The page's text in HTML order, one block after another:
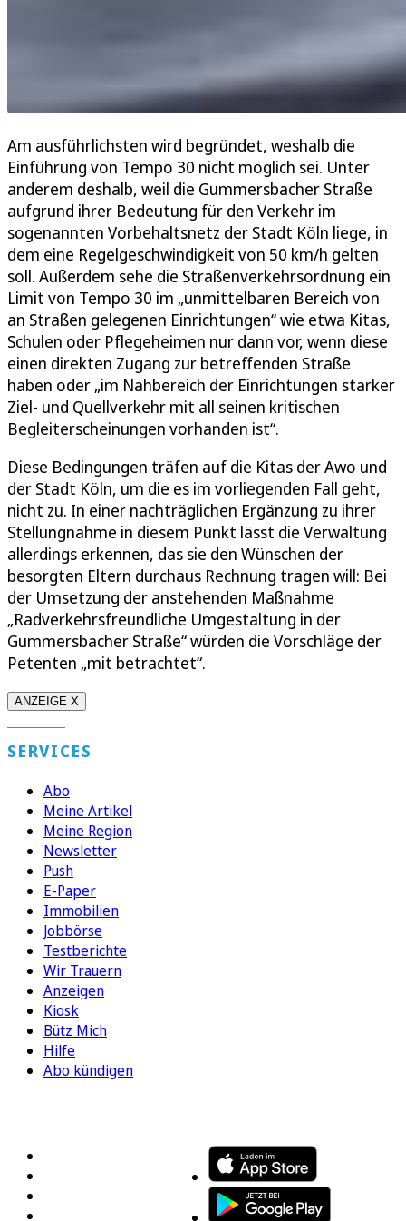
Am ausführlichsten wird begründet, weshalb die
Einführung von Tempo 30 nicht möglich sei. Unter
anderem deshalb, weil die Gummersbacher Straße
aufgrund ihrer Bedeutung für den Verkehr im
sogenannten Vorbehaltsnetz der Stadt Köln liege, in
dem eine Regelgeschwindigkeit von 50 km/h gelten
soll. Außerdem sehe die Straßenverkehrsordnung ein
Limit von Tempo 30 im „unmittelbaren Bereich von
an Straßen gelegenen Einrichtungen“ wie etwa Kitas,
Schulen oder Pflegeheimen nur dann vor, wenn diese
einen direkten Zugang zur betreffenden Straße
haben oder „im Nahbereich der Einrichtungen starker
Ziel- und Quellverkehr mit all seinen kritischen
Begleiterscheinungen vorhanden ist“.
Diese Bedingungen träfen auf die Kitas der Awo und
der Stadt Köln, um die es im vorliegenden Fall geht,
nicht zu. In einer nachträglichen Ergänzung zu ihrer
Stellungnahme in diesem Punkt lässt die Verwaltung
allerdings erkennen, das sie den Wünschen der
besorgten Eltern durchaus Rechnung tragen will: Bei
der Umsetzung der anstehenden Maßnahme
„Radverkehrsfreundliche Umgestaltung in der
Gummersbacher Straße“ würden die Vorschläge der
Petenten „mit betrachtet“.
ANZEIGE X
SERVICES
Abo
Meine Artikel
Meine Region
Newsletter
Push
E-Paper
Immobilien
Jobbörse
Testberichte
Wir Trauern
Anzeigen
Kiosk
Bütz Mich
Hilfe
Abo kündigen